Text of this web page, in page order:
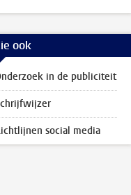
ook
in de publiciteit
social media